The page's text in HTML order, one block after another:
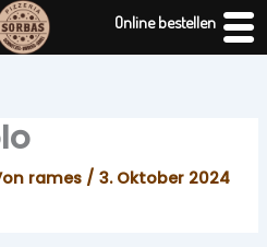
rames / 3. Oktober 2024
Online bestellen